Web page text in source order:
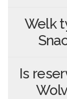
Welk
Is